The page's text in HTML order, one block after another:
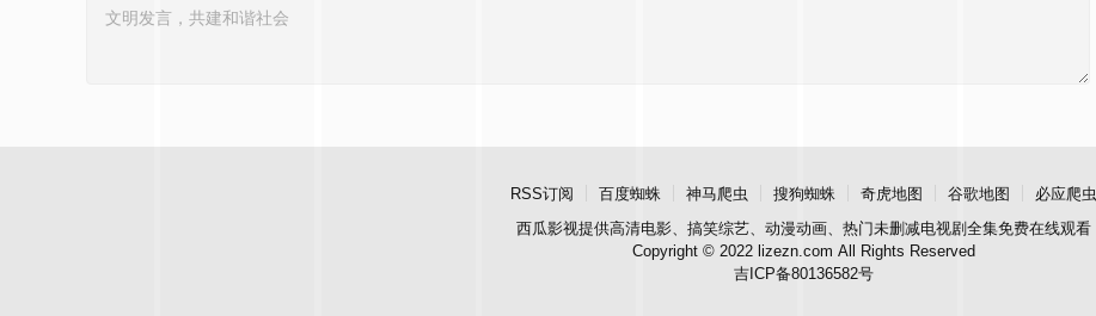
RSS订阅 百度蜘蛛 神马爬虫 搜狗蜘蛛 奇虎地图 谷歌地图
必应爬虫
西瓜影视提供高清电影、搞笑综艺、动漫动画、热门未删减电视剧全集免费在线观看
Copyright © 2022 lizezn.com All Rights Reserved
吉ICP备80136582号